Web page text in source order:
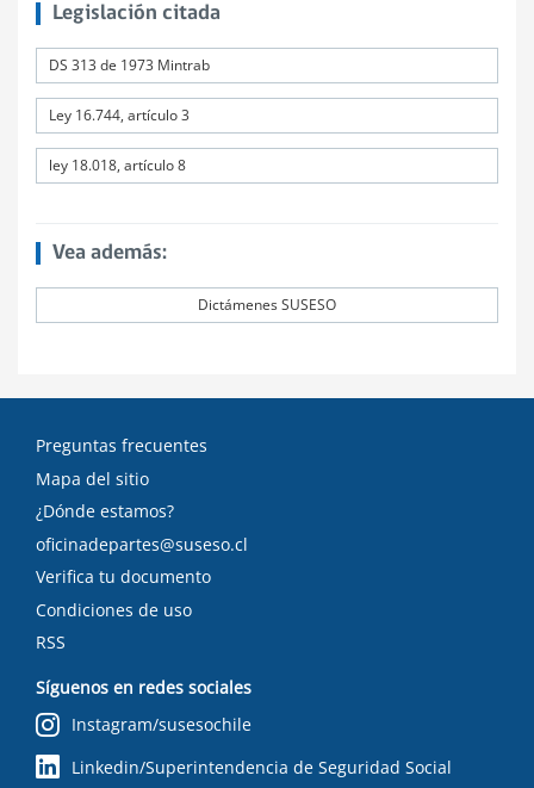
Legislación citada
DS 313 de 1973 Mintrab
Ley 16.744, artículo 3
ley 18.018, artículo 8
Vea además:
Dictámenes SUSESO
Preguntas frecuentes
Mapa del sitio
¿Dónde estamos?
oficinadepartes@suseso.cl
Verifica tu documento
Condiciones de uso
RSS
Síguenos en redes sociales
Instagram/susesochile
Linkedin/Superintendencia de Seguridad Social